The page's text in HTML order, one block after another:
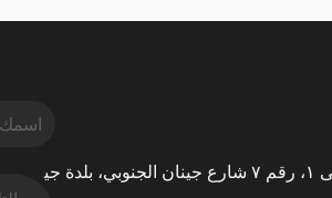
الغرفة ١١٠٨، المبنى ١، رقم ٧ شارع جينان الجنوبي، بلدة جي